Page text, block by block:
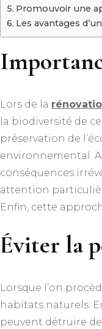
Promouvoir une
Les avantages
Lors de la
la biodiversité de
préservation de
environnemental.
conséquences
attention
Enfin, cette
Éviter la
Lorsque l’on
habitats naturels.
peuvent détruire